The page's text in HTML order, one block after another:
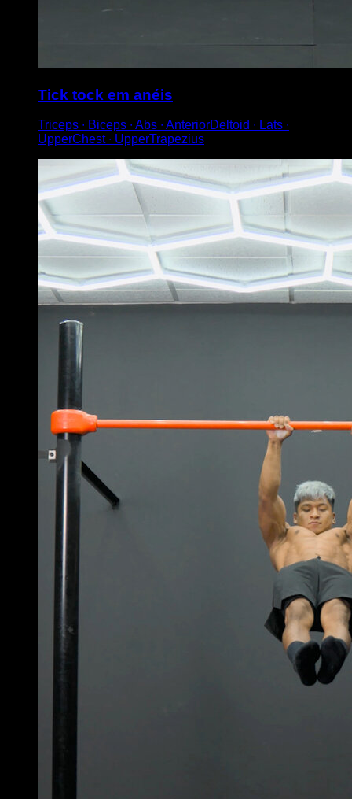
Tick tock em anéis
Triceps ∙ Biceps ∙ Abs ∙ AnteriorDeltoid ∙ Lats ∙
UpperChest ∙ UpperTrapezius